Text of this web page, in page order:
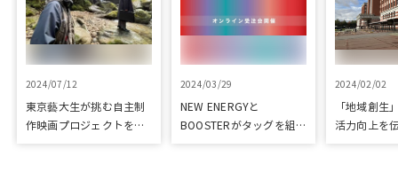
2024/07/12
東京藝大生が挑む自主制
作映画プロジェクトをク
2024/03/29
NEW ENERGYと
BOOSTERがタッグを組
2024/02/02
「地域創生
活力向上を